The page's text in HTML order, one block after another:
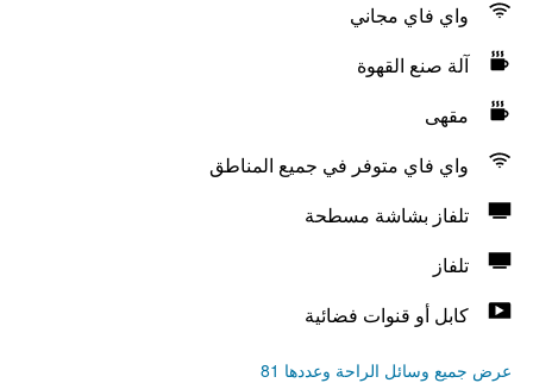
واي فاي مجاني
آلة صنع القهوة
مقهى
واي فاي متوفر في جميع المناطق
تلفاز بشاشة مسطحة
تلفاز
كابل أو قنوات فضائية
عرض جميع وسائل الراحة وعددها 81